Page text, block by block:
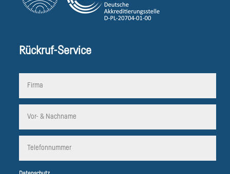
Rückruf-Service